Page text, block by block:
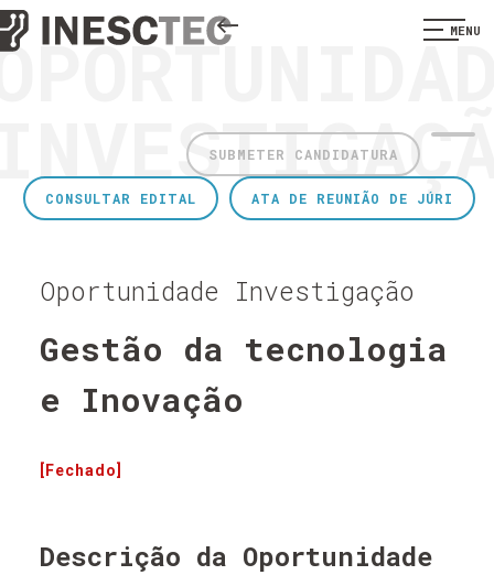
MENU
SUBMETER CANDIDATURA
ATA DE REUNIÃO DE JÚRI
CONSULTAR EDITAL
Oportunidade Investigação
Gestão da tecnologia
e Inovação
[Fechado]
Descrição da Oportunidade